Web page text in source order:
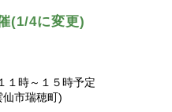
(1/4に変更)
１時～１５時予定
市瑞穂町)